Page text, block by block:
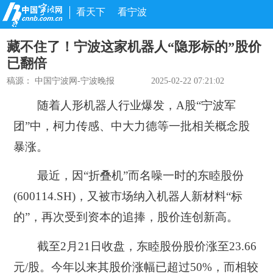
看天下 看宁波
藏不住了！宁波这家机器人“隐形标的”股价
已翻倍
稿源：中国宁波网-宁波晚报 2025-02-22 07:21:02
随着人形机器人行业爆发，A股“宁波军
团”中，柯力传感、中大力德等一批相关概念股
暴涨。
最近，因“折叠机”而名噪一时的东睦股份
(600114.SH)，又被市场纳入机器人新材料“标
的”，再次受到资本的追捧，股价连创新高。
截至2月21日收盘，东睦股份股价涨至23.66
元/股。今年以来其股价涨幅已超过50%，而相较